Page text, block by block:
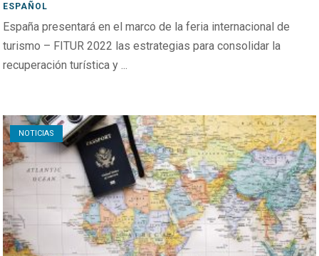
ESPAÑOL
España presentará en el marco de la feria internacional de
turismo – FITUR 2022 las estrategias para consolidar la
recuperación turística y ...
NOTICIAS
Open post